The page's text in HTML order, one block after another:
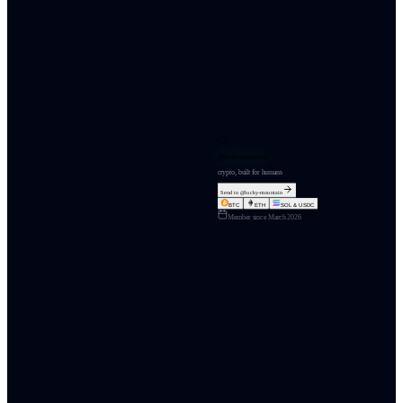
crypto, built for humans
Send to @lucky-mountain
BTC
ETH SOL & USDC
Member since March 2026